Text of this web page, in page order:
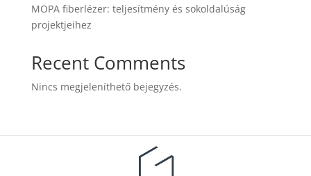
MOPA fiberlézer: teljesítmény és sokoldalúság
projektjeihez
Recent Comments
Nincs megjeleníthető bejegyzés.